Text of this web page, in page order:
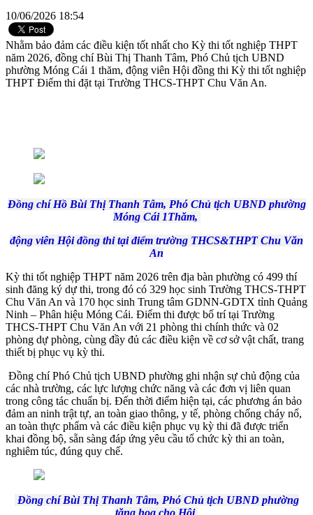
10/06/2026 18:54
Nhằm bảo đảm các điều kiện tốt nhất cho Kỳ thi tốt nghiệp THPT
năm 2026, đồng chí Bùi Thị Thanh Tâm, Phó Chủ tịch UBND
phường Móng Cái 1 thăm, động viên Hội đồng thi Kỳ thi tốt nghiệp
THPT Điểm thi đặt tại Trường THCS-THPT Chu Văn An.
Đồng chí Hồ Bùi Thị Thanh Tâm, Phó Chủ tịch UBND phường
Móng Cái 1Thăm,
động viên Hội đồng thi tại điểm trường THCS&THPT Chu Văn
An
Kỳ thi tốt nghiệp THPT năm 2026 trên địa bàn phường có 499 thí
sinh đăng ký dự thi, trong đó có 329 học sinh Trường THCS-THPT
Chu Văn An và 170 học sinh Trung tâm GDNN-GDTX tỉnh Quảng
Ninh – Phân hiệu Móng Cái. Điểm thi được bố trí tại Trường
THCS-THPT Chu Văn An với 21 phòng thi chính thức và 02
phòng dự phòng, cùng đầy đủ các điều kiện về cơ sở vật chất, trang
thiết bị phục vụ kỳ thi.
Đồng chí Phó Chủ tịch UBND phường ghi nhận sự chủ động của
các nhà trường, các lực lượng chức năng và các đơn vị liên quan
trong công tác chuẩn bị. Đến thời điểm hiện tại, các phương án bảo
đảm an ninh trật tự, an toàn giao thông, y tế, phòng chống cháy nổ,
an toàn thực phẩm và các điều kiện phục vụ kỳ thi đã được triển
khai đồng bộ, sẵn sàng đáp ứng yêu cầu tổ chức kỳ thi an toàn,
nghiêm túc, đúng quy chế.
Đồng chí Bùi Thị Thanh Tâm, Phó Chủ tịch UBND phường
tặng hoa cho Hội